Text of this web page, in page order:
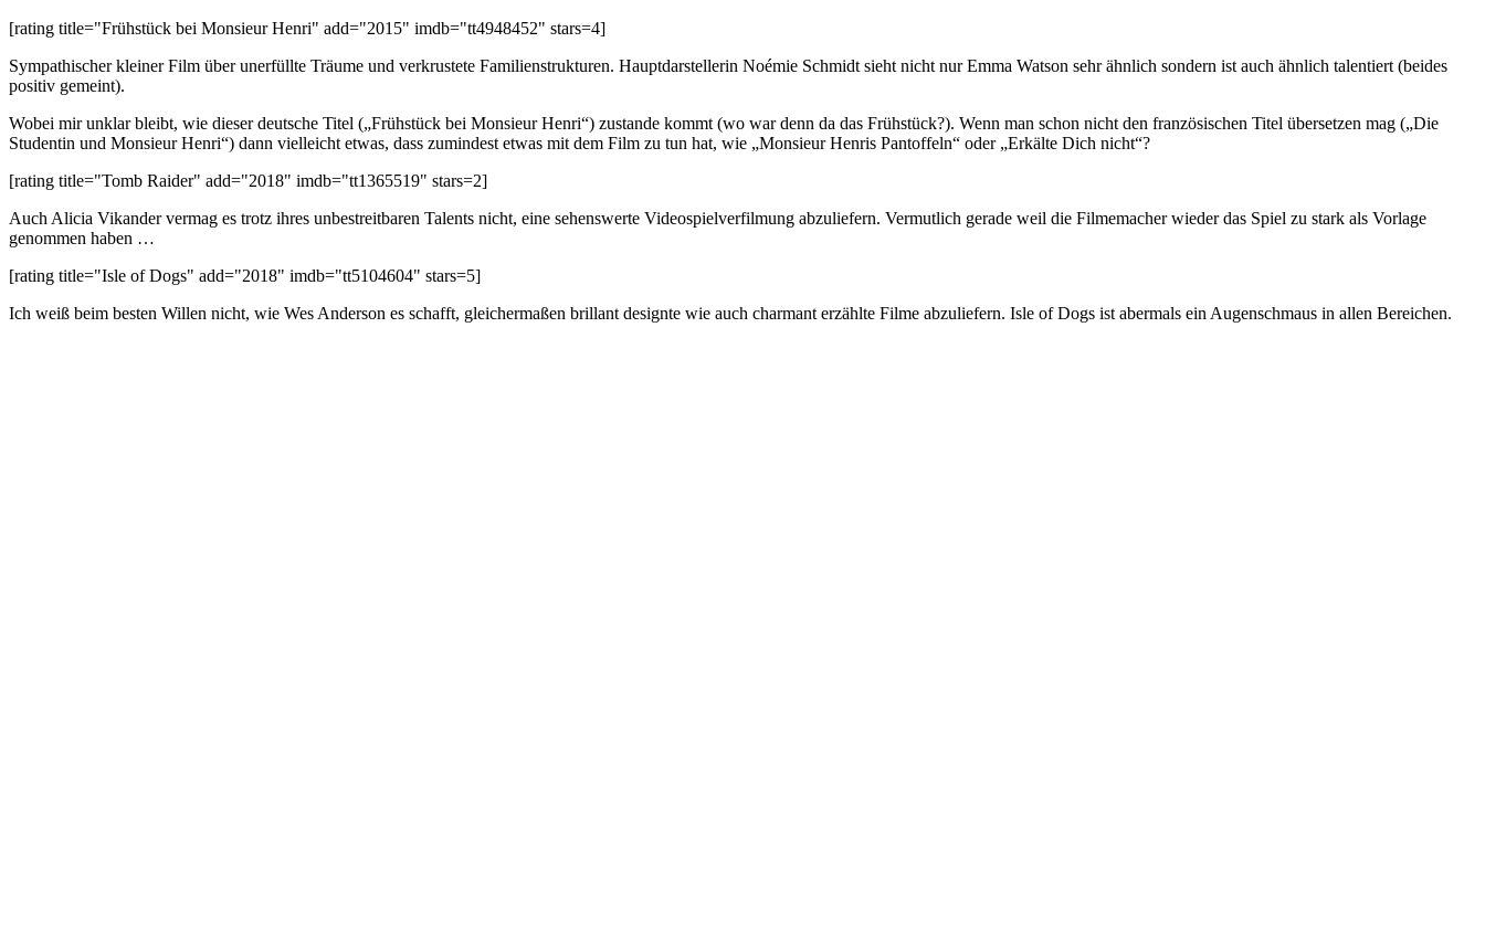
[rating title="Frühstück bei Monsieur Henri" add="2015" imdb="tt4948452" stars=4]
Sympathischer kleiner Film über unerfüllte Träume und verkrustete Familienstrukturen. Hauptdarstellerin Noémie Schmidt sieht nicht nur Emma Watson sehr ähnlich sondern ist auch ähnlich talentiert (beides
positiv gemeint).
Wobei mir unklar bleibt, wie dieser deutsche Titel („Frühstück bei Monsieur Henri“) zustande kommt (wo war denn da das Frühstück?). Wenn man schon nicht den französischen Titel übersetzen mag („Die
Studentin und Monsieur Henri“) dann vielleicht etwas, dass zumindest etwas mit dem Film zu tun hat, wie „Monsieur Henris Pantoffeln“ oder „Erkälte Dich nicht“?
[rating title="Tomb Raider" add="2018" imdb="tt1365519" stars=2]
Auch Alicia Vikander vermag es trotz ihres unbestreitbaren Talents nicht, eine sehenswerte Videospielverfilmung abzuliefern. Vermutlich gerade weil die Filmemacher wieder das Spiel zu stark als Vorlage
genommen haben …
[rating title="Isle of Dogs" add="2018" imdb="tt5104604" stars=5]
Ich weiß beim besten Willen nicht, wie Wes Anderson es schafft, gleichermaßen brillant designte wie auch charmant erzählte Filme abzuliefern. Isle of Dogs ist abermals ein Augenschmaus in allen Bereichen.